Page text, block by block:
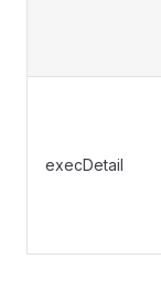
execDetail